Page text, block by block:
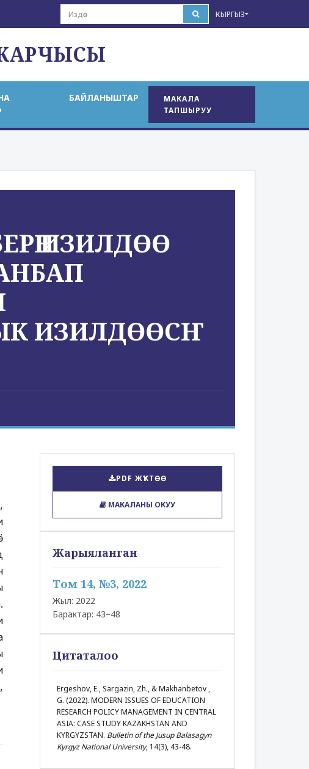
КЫРГЫЗ
БАЙЛАНЫШТАР
МАКАЛА
ТАПШЫРУУ
ИЗИЛДӨӨ
ИЗИЛДӨӨСҤ
PDF ЖҮКТӨӨ
МАКАЛАНЫ ОКУУ
Жарыяланган
Том 14, №3, 2022
Жыл: 2022
Барактар: 43–48
Цитаталоо
Ergeshov, E., Sargazin, Zh., & Makhanbetov ,
G. (2022). MODERN ISSUES OF EDUCATION
RESEARCH POLICY MANAGEMENT IN CENTRAL
ASIA: CASE STUDY KAZAKHSTAN AND
KYRGYZSTAN. Bulletin of the Jusup Balasagyn
Kyrgyz National University, 14(3), 43-48.